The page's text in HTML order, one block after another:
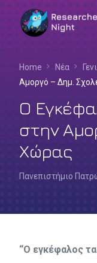
Home Νέα
Αμοργό – Δημ.
Ο
στην
Χώρας
Πανεπιστήμιο
“Ο εγκέφαλος
Ελληνικά